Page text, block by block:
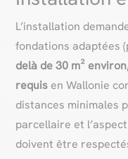
L’installation
fondations adaptées
delà de 30 m²
requis en Wallonie
distances minimales
parcellaire et
doivent être